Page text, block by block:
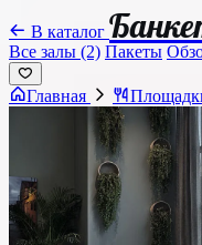
В каталог
Все залы (2) Пакеты
Главная